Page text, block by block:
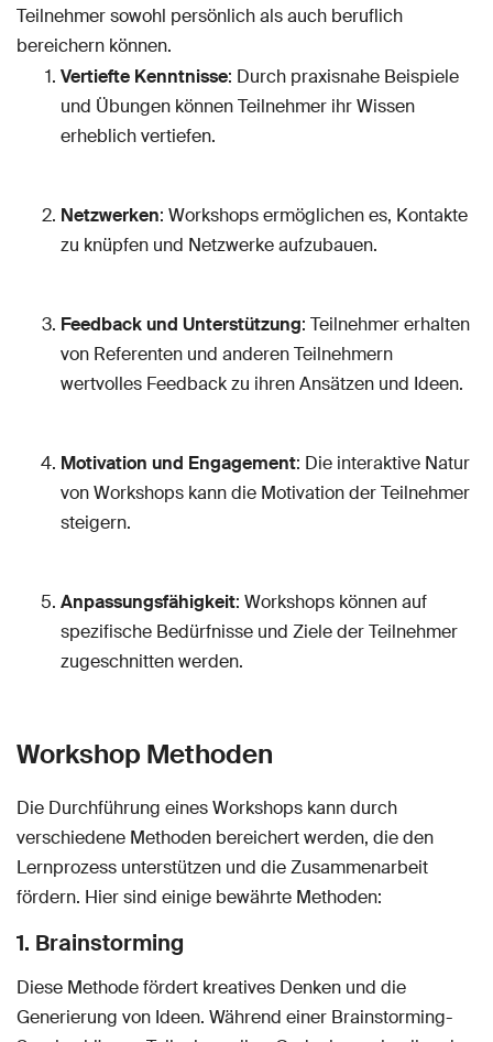
Teilnehmer sowohl persönlich als auch beruflich
bereichern können.
Vertiefte Kenntnisse: Durch praxisnahe Beispiele
und Übungen können Teilnehmer ihr Wissen
erheblich vertiefen.
Netzwerken: Workshops ermöglichen es, Kontakte
zu knüpfen und Netzwerke aufzubauen.
Feedback und Unterstützung: Teilnehmer erhalten
von Referenten und anderen Teilnehmern
wertvolles Feedback zu ihren Ansätzen und Ideen.
Motivation und Engagement: Die interaktive Natur
von Workshops kann die Motivation der Teilnehmer
steigern.
Anpassungsfähigkeit: Workshops können auf
spezifische Bedürfnisse und Ziele der Teilnehmer
zugeschnitten werden.
Workshop Methoden
Die Durchführung eines Workshops kann durch
verschiedene Methoden bereichert werden, die den
Lernprozess unterstützen und die Zusammenarbeit
fördern. Hier sind einige bewährte Methoden:
1. Brainstorming
Diese Methode fördert kreatives Denken und die
Generierung von Ideen. Während einer Brainstorming-